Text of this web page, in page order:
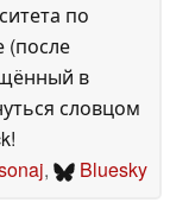
по
(после
в
словцом
, Bluesky